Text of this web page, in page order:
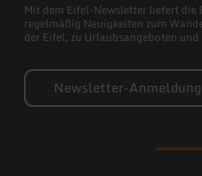
Mit dem Eifel-Newsletter liefert die
regelmäßig Neuigkeiten zum
der Eifel, zu Urlaubsangeboten
Newsletter-Anmeldung